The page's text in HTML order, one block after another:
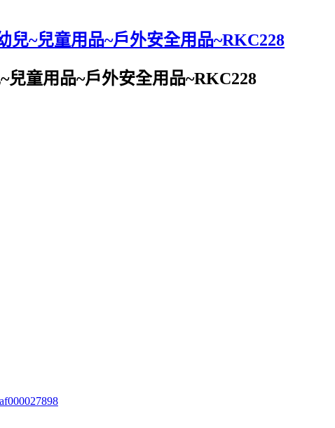
兒~兒童用品~戶外安全用品~RKC228
兒童用品~戶外安全用品~RKC228